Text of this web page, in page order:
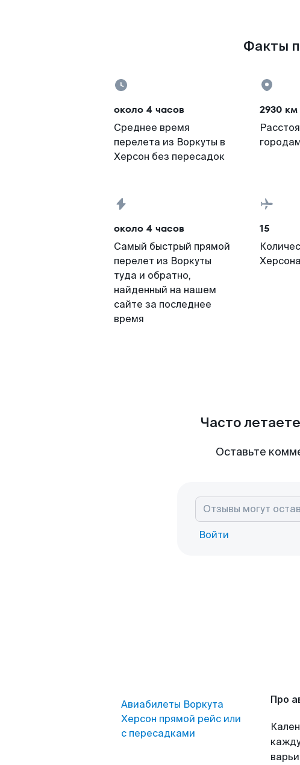
Факты
около 4 часов
Среднее время
перелета из Воркуты в
Херсон без пересадок
2930 км
около 4 часов
Самый быстрый прямой
перелет из Воркуты
туда и обратно,
найденный на нашем
сайте за последнее
время
15
Часто
Оставьте
Войти
Авиабилеты Воркута
Херсон прямой рейс или
с пересадками
Про